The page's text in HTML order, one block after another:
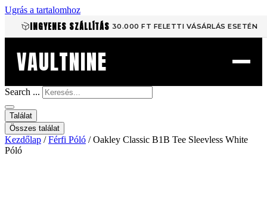
Ugrás a tartalomhoz
INGYENES SZÁLLÍTÁS 30.000 FT FELETTI VÁSÁRLÁS ESETÉN
VAULTNINE
Search ...
Találat
Összes találat
Kezdőlap /Férfi Póló / Oakley Classic B1B Tee Sleevless White
Póló